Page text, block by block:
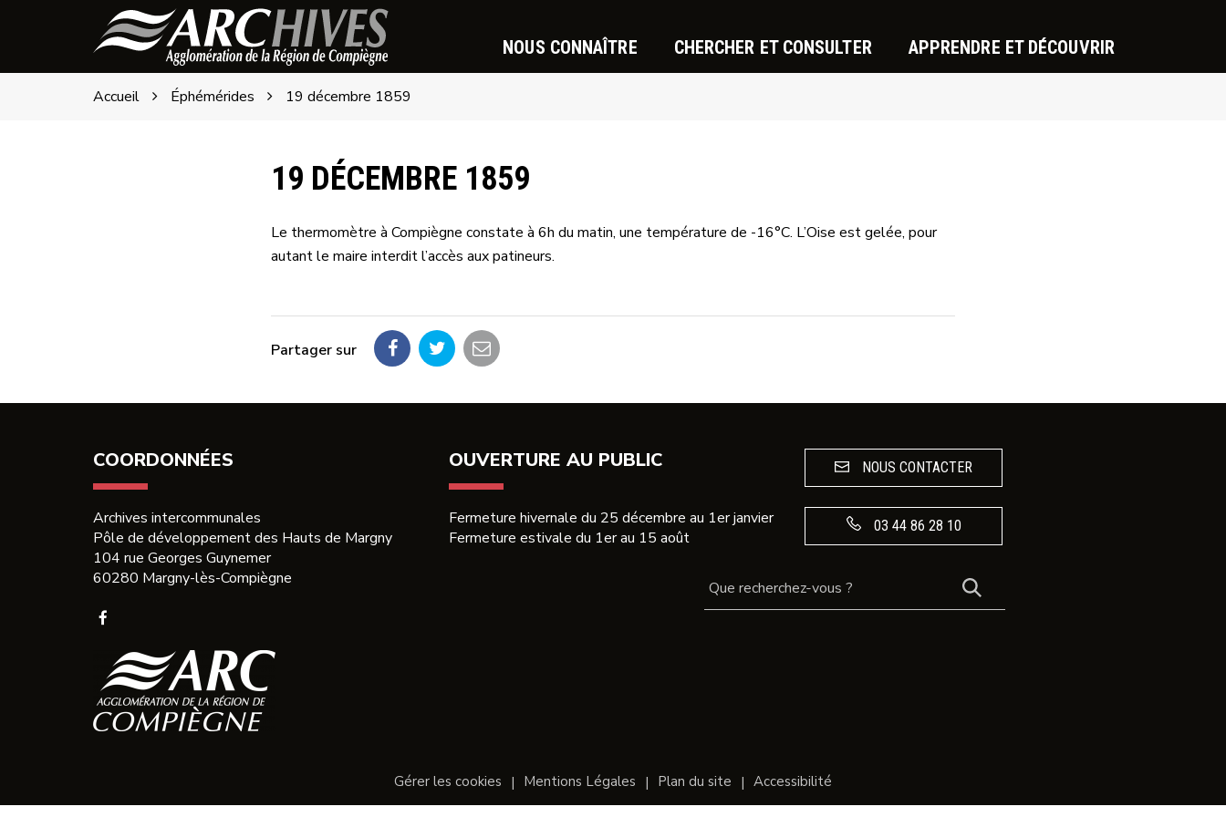
Archives
l'ARC
NOUS CONNAÎTRE CHERCHER ET CONSULTER APPRENDRE ET DÉCOUVRIR
Accueil Éphémérides 19 décembre 1859
19 DÉCEMBRE 1859
Le thermomètre à Compiègne constate à 6h du matin, une température de -16°C. L’Oise est gelée, pour
autant le maire interdit l’accès aux patineurs.
Partager sur
Partager
Facebook
Partager
Twitter
Partager
email
COORDONNÉES
Archives intercommunales
Pôle de développement des Hauts de Margny
104 rue Georges Guynemer
60280 Margny-lès-Compiègne
le
compte
Facebook
OUVERTURE AU PUBLIC
Fermeture hivernale du 25 décembre au 1er janvier
Fermeture estivale du 1er au 15 août
NOUS CONTACTER
03 44 86 28 10
RECHERCHER
Gérer les cookies Mentions Légales Plan du site Accessibilité